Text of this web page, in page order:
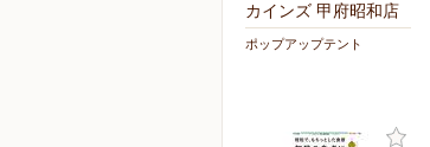
カインズ 甲府昭和店
ポップアップテント